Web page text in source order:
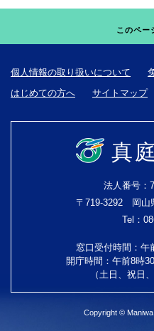
このペー
個人情報の取り扱いについて
はじめての方へ
サイトマップ
真
法人番号：
〒719-3292 岡山
Tel：
窓口受付時間：午
開庁時間：午前8時
（土日、祝日
Copyright ©